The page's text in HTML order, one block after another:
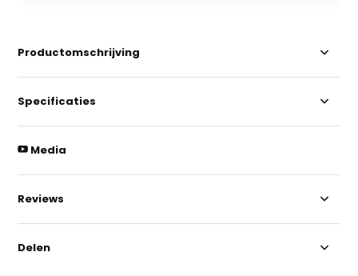
Productomschrijving
Specificaties
Media
Reviews
Delen